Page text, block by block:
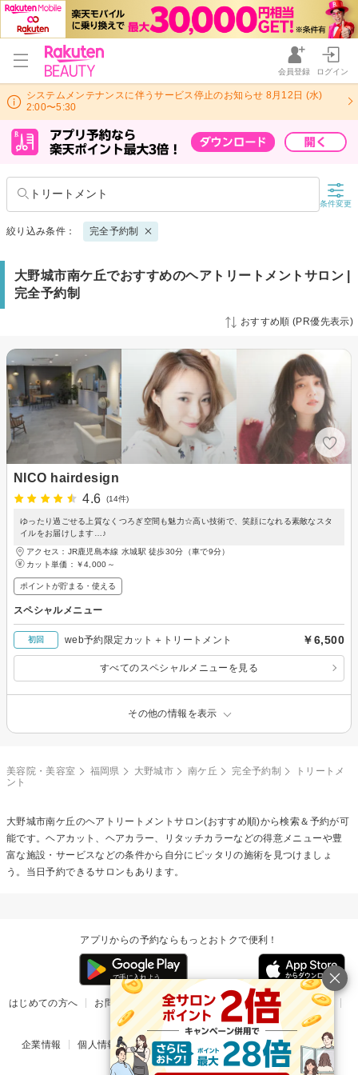
会員登録 ログイン
システムメンテナンスに伴うサービス停止のお知らせ 8月12日 (水)
2:00〜5:30
トリートメント
条件変更
絞り込み条件： 完全予約制
大野城市南ケ丘でおすすめのヘアトリートメントサロン |
完全予約制
おすすめ順 (PR優先表示)
NICO hairdesign
4.6
(14件)
ゆったり過ごせる上質なくつろぎ空間も魅力☆高い技術で、笑顔になれる素敵なスタ
イルをお届けします…♪
アクセス：JR鹿児島本線 水城駅 徒歩30分（車で9分）
カット単価： ￥4,000～
ポイントが貯まる・使える
スペシャルメニュー
初回 web予約限定カット＋トリートメント ￥6,500
すべてのスペシャルメニューを見る
その他の情報を表示
美容院・美容室 福岡県 大野城市 南ケ丘 完全予約制
トリートメ
ント
大野城市南ケ丘のヘアトリートメントサロン(おすすめ順)から検索＆予約が可
能です。ヘアカット、ヘアカラー、リタッチカラーなどの得意メニューや豊
富な施設・サービスなどの条件から自分にピッタリの施術を見つけましょ
う。当日予約できるサロンもあります。
アプリからの予約ならもっとおトクで便利！
はじめての方へ お問い合わせ ヘルプ リリース情報
利用規約
掲載ご希望のサロン様
企業情報 個人情報保護方針 楽天のサービス一覧 アプリ一覧
© Rakuten Group, Inc.